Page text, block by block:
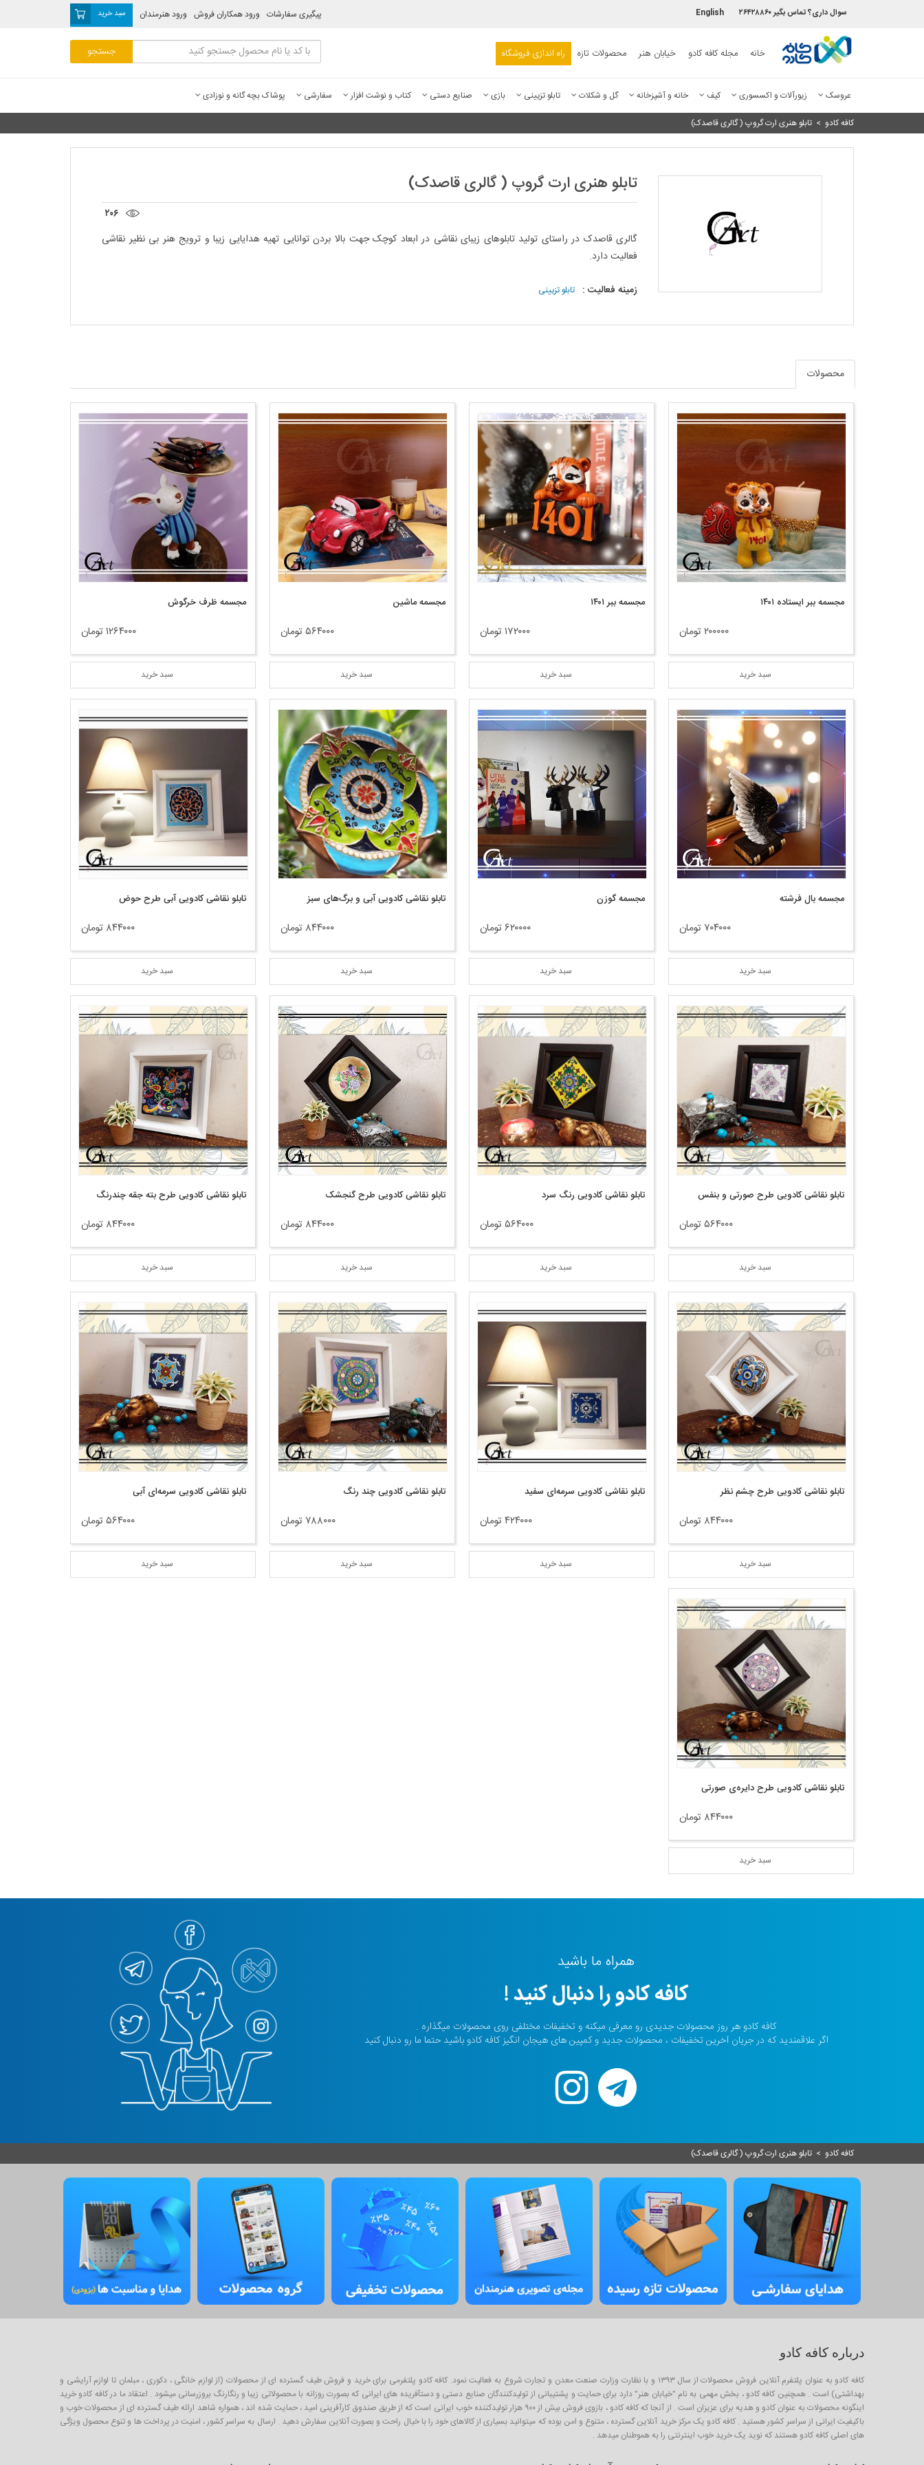
سبد خرید ورود هنرمندان ورود همکاران فروش پیگیری سفارشات سوال داری؟ تماس بگیر ۲۶۴۲۸۸۶۰ English
خانه مجله کافه کادو خیابان هنر محصولات تازه راه اندازی فروشگاه
عروسک زیورآلات و اکسسوری کیف خانه و آشپزخانه گل و شکلات تابلو تزیینی بازی صنایع دستی کتاب و نوشت افزار سفارشی
پوشاک بچه گانه و نوزادی
کافه کادو > تابلو هنری ارت گروپ ( گالری قاصدک)
تابلو هنری ارت گروپ ( گالری قاصدک)
۲۰۶
گالری قاصدک در راستای تولید تابلوهای زیبای نقاشی در ابعاد کوچک جهت بالا بردن توانایی تهیه هدایایی زیبا و ترویج هنر بی نظیر نقاشی
فعالیت دارد.
زمینه فعالیت : تابلو تزیینی
محصولات
مجسمه ببر ایستاده ۱۴۰۱
۲۰۰۰۰۰ تومان
سبد خرید
مجسمه ببر ۱۴۰۱
۱۷۲۰۰۰ تومان
سبد خرید
مجسمه ماشین
۵۶۴۰۰۰ تومان
سبد خرید
مجسمه ظرف خرگوش
۱۲۶۴۰۰۰ تومان
سبد خرید
مجسمه بال فرشته
۷۰۴۰۰۰ تومان
سبد خرید
مجسمه گوزن
۶۲۰۰۰۰ تومان
سبد خرید
تابلو نقاشی کادویی آبی و برگ‌های سبز
۸۴۴۰۰۰ تومان
سبد خرید
تابلو نقاشی کادویی آبی طرح حوض
۸۴۴۰۰۰ تومان
سبد خرید
تابلو نقاشی کادویی طرح صورتی و بنفس
۵۶۴۰۰۰ تومان
سبد خرید
تابلو نقاشی کادویی رنگ سرد
۵۶۴۰۰۰ تومان
سبد خرید
تابلو نقاشی کادویی طرح گنجشک
۸۴۴۰۰۰ تومان
سبد خرید
تابلو نقاشی کادویی طرح بته جقه چندرنگ
۸۴۴۰۰۰ تومان
سبد خرید
تابلو نقاشی کادویی طرح چشم نظر
۸۴۴۰۰۰ تومان
سبد خرید
تابلو نقاشی کادویی سرمه‌ای سفید
۴۲۴۰۰۰ تومان
سبد خرید
تابلو نقاشی کادویی چند رنگ
۷۸۸۰۰۰ تومان
سبد خرید
تابلو نقاشی کادویی سرمه‌ای آبی
۵۶۴۰۰۰ تومان
سبد خرید
تابلو نقاشی کادویی طرح دایره‌ی صورتی
۸۴۴۰۰۰ تومان
سبد خرید
همراه ما باشید
کافه کادو را دنبال کنید !
کافه کادو هر روز محصولات جدیدی رو معرفی میکنه و تخفیفات مختلفی روی محصولات میگذاره .
اگر علاقمندید که در جریان آخرین تخفیفات ، محصولات جدید و کمپین های هیجان انگیز کافه کادو باشید حتما ما رو دنبال کنید
کافه کادو > تابلو هنری ارت گروپ ( گالری قاصدک)
درباره کافه کادو
کافه کادو به عنوان پلتفرم آنلاین فروش محصولات از سال ۱۳۹۳ و با نظارت وزارت صنعت معدن و تجارت شروع به فعالیت نمود. کافه کادو پلتفرمی برای خرید و فروش طیف گسترده ای از محصولات (از لوازم خانگی ، دکوری ، مبلمان تا لوازم آرایشی و
بهداشتی) است . همچنین کافه کادو ، بخش مهمی به نام "خیابان هنر" دارد برای حمایت و پشتیبانی از تولیدکنندگان صنایع دستی و دستآفریده های ایرانی که بصورت روزانه با محصولاتی زیبا و رنگارنگ بروزرسانی میشود . اعتقاد ما در کافه کادو خرید
اینگونه محصولات به عنوان کادو و هدیه برای عزیزان است . از آنجا که کافه کادو ، بازوی فروش بیش از ۹۰۰ هزار تولیدکننده خوب ایرانی است که از طریق صندوق کارآفرینی امید ، حمایت شده اند ، همواره شاهد ارائه طیف گسترده ای از محصولات خوب و
باکیفیت ایرانی از سراسر کشور هستید . کافه کادو یک مرکز خرید آنلاین گسترده ، متنوع و امن بوده که میتوانید بسیاری از کالاهای خود را با خیال راحت و بصورت آنلاین سفارش دهید . ارسال به سراسر کشور ، امنیت در پرداخت ها و تنوع محصول ویژگی
های اصلی کافه کادو هستند که نوید یک خرید خوب اینترنتی را به هموطنان میدهد .